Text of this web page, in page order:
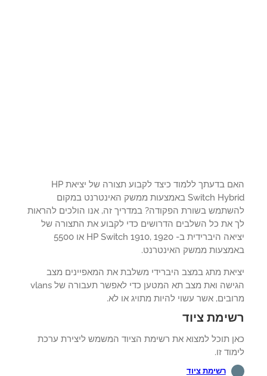
האם בדעתך ללמוד כיצד לקבוע תצורה של יציאת HP
Switch Hybrid באמצעות ממשק האינטרנט במקום
בשורת הפקודה? במדריך זה, אנו הולכים להראות
את כל השלבים הדרושים כדי לקבוע את התצורה של
יציאה היברידית ב- HP Switch 1910, 1920 או 5500
ממשק האינטרנט.
מתג במצב היברידי משלבת את המאפיינים מצב
הגישה ואת מצב תא המטען כדי לאפשר תעבורה של vlans
אשר עשוי להיות מתויג או לא.
ציוד
תוכל למצוא את רשימת הציוד המשמש ליצירת ערכת
רשימת ציוד